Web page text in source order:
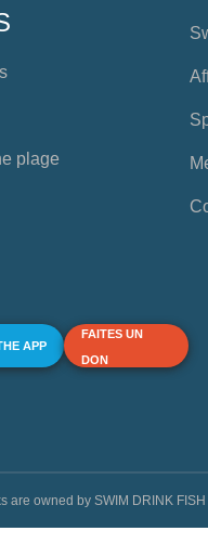
plage
APP
FAITES UN
DON
owned by SWIM DRINK FISH